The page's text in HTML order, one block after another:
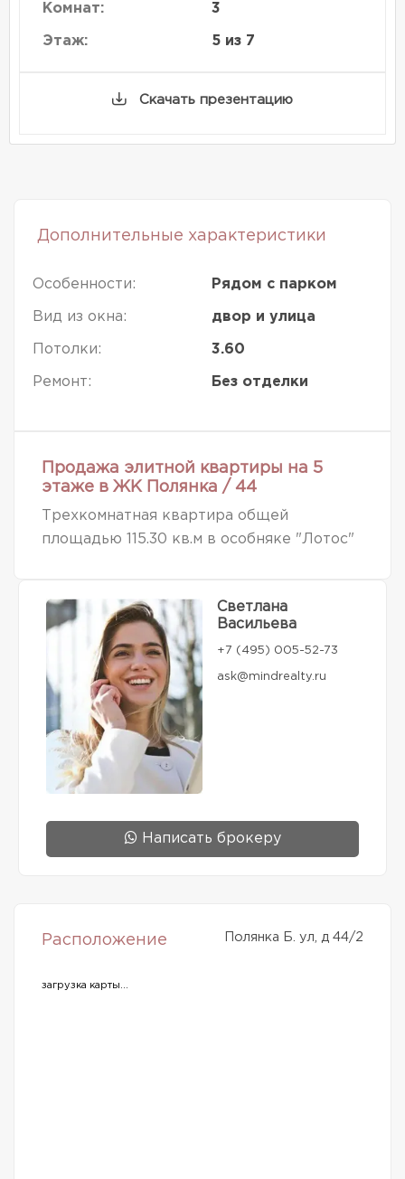
Комнат: 3
Этаж: 5 из 7
Скачать презентацию
Дополнительные характеристики
Особенности: Рядом с парком
Вид из окна: двор и улица
Потолки: 3.60
Ремонт: Без отделки
Продажа элитной квартиры на 5
этаже в ЖК Полянка / 44
Трехкомнатная квартира общей
площадью 115.30 кв.м в особняке "Лотос"
Светлана
Васильева
+7 (495) 005-52-73
ask@mindrealty.ru
Написать брокеру
Расположение Полянка Б. ул, д 44/2
загрузка карты...